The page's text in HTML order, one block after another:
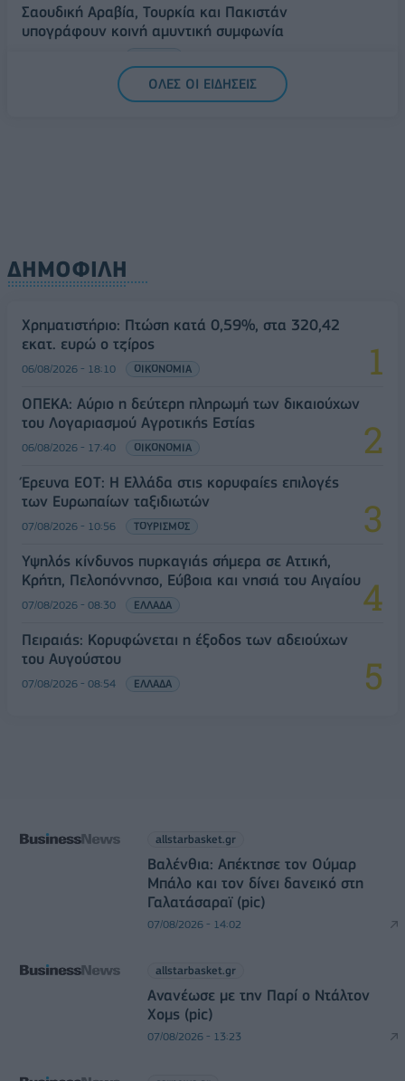
Σαουδική Αραβία, Τουρκία και Πακιστάν
υπογράφουν κοινή αμυντική συμφωνία
ΟΛΕΣ ΟΙ ΕΙΔΗΣΕΙΣ
ΔΗΜΟΦΙΛΗ
Χρηματιστήριο: Πτώση κατά 0,59%, στα 320,42
εκατ. ευρώ ο τζίρος
06/08/2026 - 18:10 ΟΙΚΟΝΟΜΙΑ
ΟΠΕΚΑ: Αύριο η δεύτερη πληρωμή των δικαιούχων
του Λογαριασμού Αγροτικής Εστίας
06/08/2026 - 17:40 ΟΙΚΟΝΟΜΙΑ
Έρευνα ΕΟΤ: Η Ελλάδα στις κορυφαίες επιλογές
των Ευρωπαίων ταξιδιωτών
07/08/2026 - 10:56 ΤΟΥΡΙΣΜΟΣ
Υψηλός κίνδυνος πυρκαγιάς σήμερα σε Αττική,
Κρήτη, Πελοπόννησο, Εύβοια και νησιά του Αιγαίου
07/08/2026 - 08:30 ΕΛΛΑΔΑ
Πειραιάς: Κορυφώνεται η έξοδος των αδειούχων
του Αυγούστου
07/08/2026 - 08:54 ΕΛΛΑΔΑ
allstarbasket.gr
Βαλένθια: Απέκτησε τον Ούμαρ
Μπάλο και τον δίνει δανεικό στη
Γαλατάσαραϊ (pic)
07/08/2026 - 14:02
allstarbasket.gr
Ανανέωσε με την Παρί ο Ντάλτον
Χομς (pic)
07/08/2026 - 13:23